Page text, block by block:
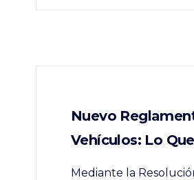
Nuevo
Vehículos: Lo
Mediante la